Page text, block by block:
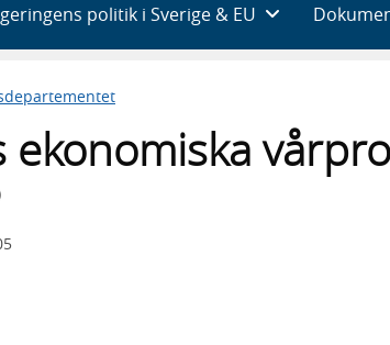
framträder
en
politik i Sverige & EU
ekonomiska